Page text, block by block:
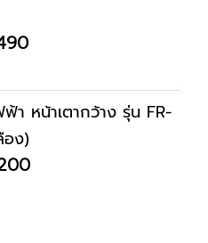
ฟ้า หน้าเตากว้าง รุ่น FR-
อง)